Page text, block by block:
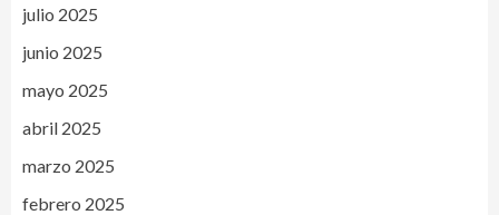
julio 2025
junio 2025
mayo 2025
abril 2025
marzo 2025
febrero 2025